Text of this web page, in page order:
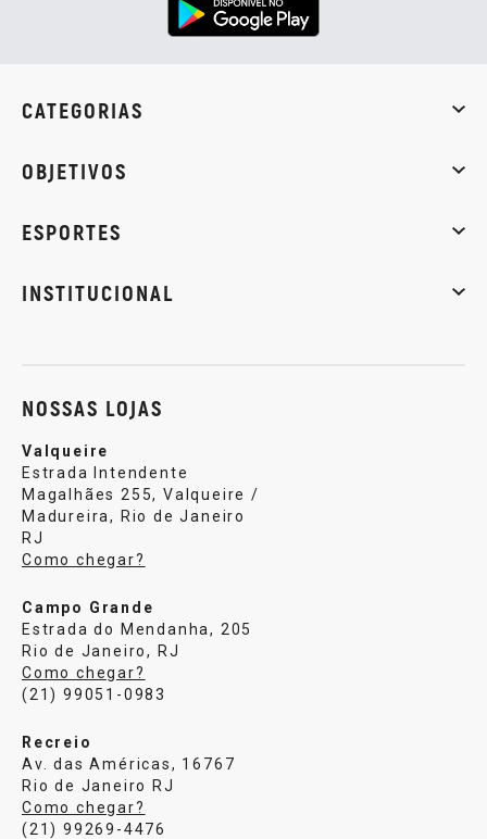
CATEGORIAS
OBJETIVOS
ESPORTES
INSTITUCIONAL
NOSSAS LOJAS
Valqueire
Estrada Intendente
Magalhães 255, Valqueire /
Madureira, Rio de Janeiro
RJ
Como chegar?
Campo Grande
Estrada do Mendanha, 205
Rio de Janeiro, RJ
Como chegar?
(21) 99051-0983
Recreio
Av. das Américas, 16767
Rio de Janeiro RJ
Como chegar?
(21) 99269-4476